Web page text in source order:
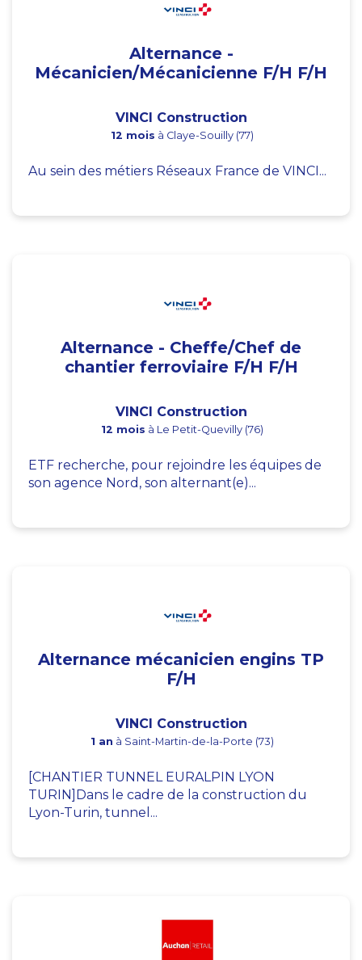
Alternance -
Mécanicien/Mécanicienne F/H F/H
VINCI Construction
12 mois à Claye-Souilly (77)
Au sein des métiers Réseaux France de VINCI...
Alternance - Cheffe/Chef de
chantier ferroviaire F/H F/H
VINCI Construction
12 mois à Le Petit-Quevilly (76)
ETF recherche, pour rejoindre les équipes de
son agence Nord, son alternant(e)...
Alternance mécanicien engins TP
F/H
VINCI Construction
1 an à Saint-Martin-de-la-Porte (73)
[CHANTIER TUNNEL EURALPIN LYON
TURIN]Dans le cadre de la construction du
Lyon-Turin, tunnel...